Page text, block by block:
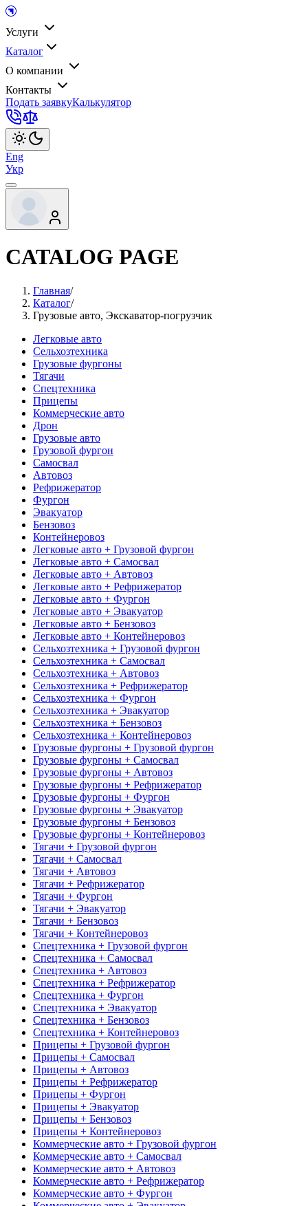
Услуги
Каталог
О компании
Контакты
Подать заявкуКалькулятор
Eng
Укр
CATALOG PAGE
Главная/
Каталог/
Грузовые авто, Экскаватор-погрузчик
Легковые авто
Сельхозтехника
Грузовые фургоны
Тягачи
Спецтехника
Прицепы
Коммерческие авто
Дрон
Грузовые авто
Грузовой фургон
Самосвал
Автовоз
Рефрижератор
Фургон
Эвакуатор
Бензовоз
Контейнеровоз
Легковые авто + Грузовой фургон
Легковые авто + Самосвал
Легковые авто + Автовоз
Легковые авто + Рефрижератор
Легковые авто + Фургон
Легковые авто + Эвакуатор
Легковые авто + Бензовоз
Легковые авто + Контейнеровоз
Сельхозтехника + Грузовой фургон
Сельхозтехника + Самосвал
Сельхозтехника + Автовоз
Сельхозтехника + Рефрижератор
Сельхозтехника + Фургон
Сельхозтехника + Эвакуатор
Сельхозтехника + Бензовоз
Сельхозтехника + Контейнеровоз
Грузовые фургоны + Грузовой фургон
Грузовые фургоны + Самосвал
Грузовые фургоны + Автовоз
Грузовые фургоны + Рефрижератор
Грузовые фургоны + Фургон
Грузовые фургоны + Эвакуатор
Грузовые фургоны + Бензовоз
Грузовые фургоны + Контейнеровоз
Тягачи + Грузовой фургон
Тягачи + Самосвал
Тягачи + Автовоз
Тягачи + Рефрижератор
Тягачи + Фургон
Тягачи + Эвакуатор
Тягачи + Бензовоз
Тягачи + Контейнеровоз
Спецтехника + Грузовой фургон
Спецтехника + Самосвал
Спецтехника + Автовоз
Спецтехника + Рефрижератор
Спецтехника + Фургон
Спецтехника + Эвакуатор
Спецтехника + Бензовоз
Спецтехника + Контейнеровоз
Прицепы + Грузовой фургон
Прицепы + Самосвал
Прицепы + Автовоз
Прицепы + Рефрижератор
Прицепы + Фургон
Прицепы + Эвакуатор
Прицепы + Бензовоз
Прицепы + Контейнеровоз
Коммерческие авто + Грузовой фургон
Коммерческие авто + Самосвал
Коммерческие авто + Автовоз
Коммерческие авто + Рефрижератор
Коммерческие авто + Фургон